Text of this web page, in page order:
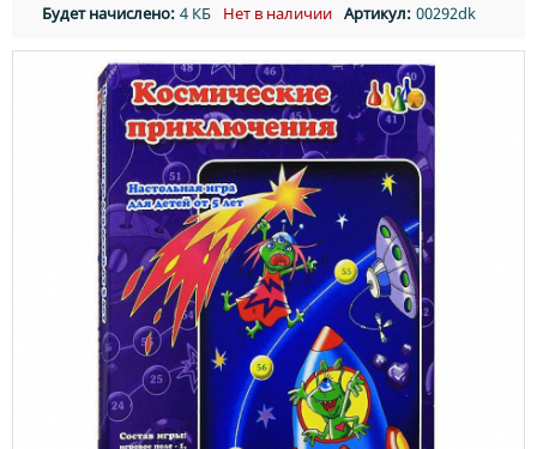
Будет начислено: 4 КБ Нет в наличии Артикул: 00292dk